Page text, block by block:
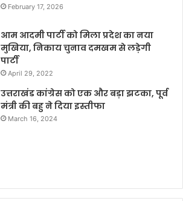
February 17, 2026
आम आदमी पार्टी को मिला प्रदेश का नया
मुखिया, निकाय चुनाव दमखम से लड़ेगी
पार्टी
April 29, 2022
उत्तराखंड कांग्रेस को एक और बड़ा झटका, पूर्व
मंत्री की बहु ने दिया इस्तीफा
March 16, 2024